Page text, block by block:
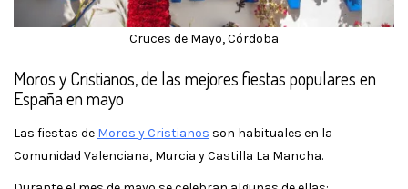
Cruces de Mayo, Córdoba
Moros y Cristianos, de las mejores fiestas populares en
España en mayo
Las fiestas de Moros y Cristianos son habituales en la
Comunidad Valenciana, Murcia y Castilla La Mancha.